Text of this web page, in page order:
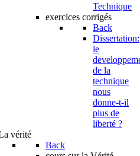
Technique
exercices corrigés
Back
Dissertation:
le
de la
technique
nous
donne-t-il
plus de
liberté ?
vérité
Back